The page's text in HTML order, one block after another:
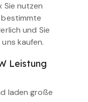
Sie nutzen
und Sie
kaufen.
Leistung
laden große